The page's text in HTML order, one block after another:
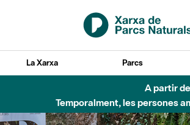
Salta al contingut principal
La Xarxa Parcs